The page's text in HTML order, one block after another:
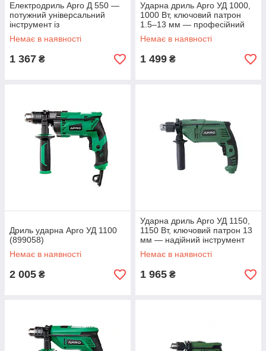
Електродриль Apro Д 550 —
потужний універсальний
інструмент із
швидкозатискним патроном
10 мм
Немає в наявності
1 367 ₴
Ударна дриль Apro УД 1000,
1000 Вт, ключовий патрон
1.5–13 мм — професійний
інструмент для свердління
Немає в наявності
1 499 ₴
Дриль ударна Apro УД 1100
(899058)
Немає в наявності
2 005 ₴
Ударна дриль Apro УД 1150,
1150 Вт, ключовий патрон 13
мм — надійний інструмент
для свердління і ударних
робіт
Немає в наявності
1 965 ₴